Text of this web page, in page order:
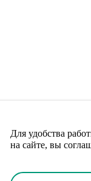
Для удобства
на сайте, вы